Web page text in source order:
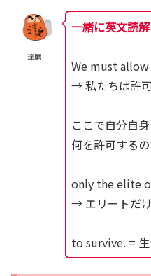
達磨
一緒に英文読解
We must allow
→ 私たちは許可
ここで自分自身
何を許可する
only the elite
→ エリートだ
to survive. = 生